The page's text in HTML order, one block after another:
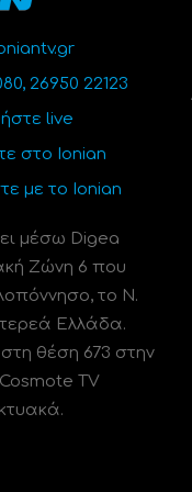
26950 22123
live
στο Ionian
με το Ionian
μέσω Digea
Ζώνη 6 που
το N.
Ελλάδα.
θέση 673 στην
TV